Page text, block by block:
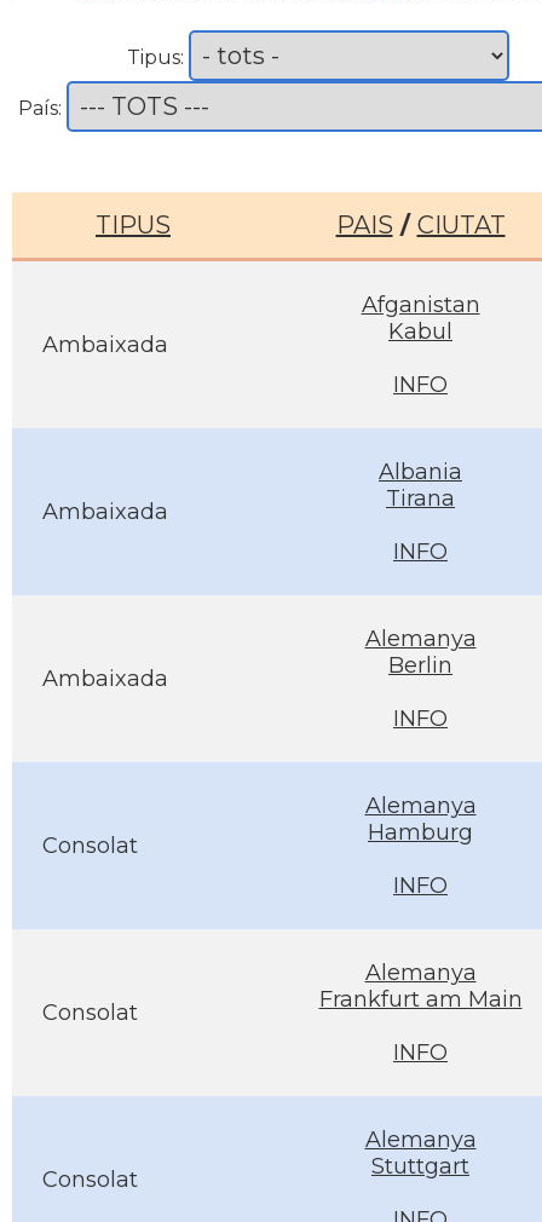
Tipus:
País:
TIPUS PAIS / CIUTAT
Ambaixada
Afganistan
Kabul
INFO
Ambaixada
Albania
Tirana
INFO
Ambaixada
Alemanya
Berlin
INFO
Consolat
Alemanya
Hamburg
INFO
Consolat
Alemanya
Frankfurt am Main
INFO
Consolat
Alemanya
Stuttgart